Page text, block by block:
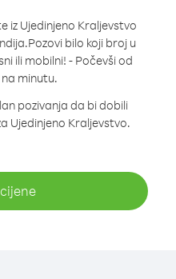
iz Ujedinjeno Kraljevstvo
Pozovi bilo koji broj u
ili mobilni! - Počevši od
minutu.
pozivanja da bi dobili
Ujedinjeno Kraljevstvo.